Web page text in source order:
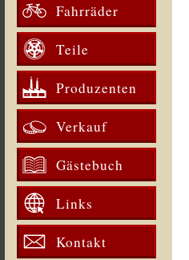
Fahrräder
Teile
Produzenten
Verkauf
Gästebuch
Links
Kontakt